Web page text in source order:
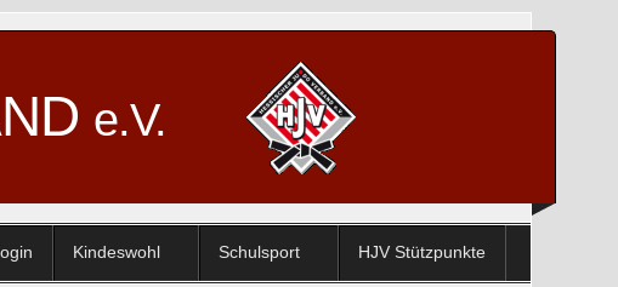
e.V.
Kindeswohl Schulsport HJV Stützpunkte